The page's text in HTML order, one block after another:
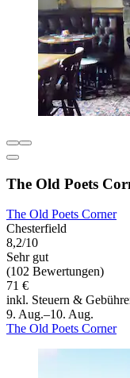
The Old Poets
The Old Poets Corner
Chesterfield
8,2/10
Sehr gut
(102 Bewertungen)
71 €
inkl. Steuern &
9. Aug.–10. Aug.
The Old Poets Corner